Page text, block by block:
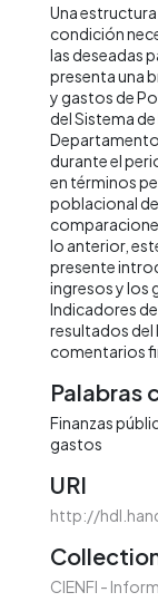
Una
condición
las deseadas
presenta una
y gastos de
del Sistema
Departamento
durante el
en términos
poblacional
lo anterior,
presente
ingresos y los
Indicadores
resultados del
comentarios
Palabras
Finanzas
gastos
URI
http://
CIENFI -